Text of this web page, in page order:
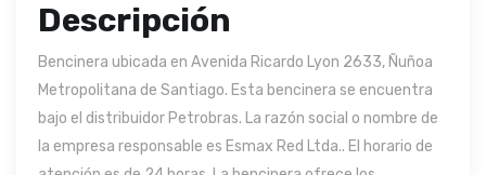
Descripción
Bencinera ubicada en Avenida Ricardo Lyon 2633, Ñuñoa
Metropolitana de Santiago. Esta bencinera se encuentra
bajo el distribuidor Petrobras. La razón social o nombre de
la empresa responsable es Esmax Red Ltda.. El horario de